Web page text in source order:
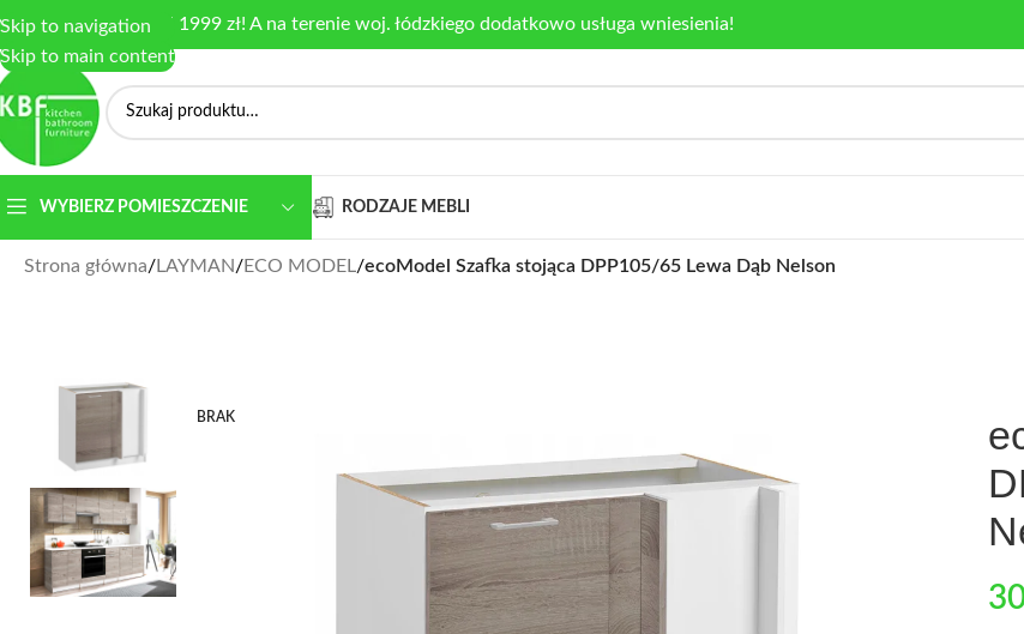
Skip to navigation
Skip to main content
dostawa od 1999 zł! A na terenie woj. łódzkiego dodatkowo usługa wniesienia!
WYBIERZ POMIESZCZENIE RODZAJE MEBLI
Strona główna/LAYMAN/ECO MODEL/ecoModel Szafka stojąca DPP105/65 Lewa Dąb Nelson
BRAK